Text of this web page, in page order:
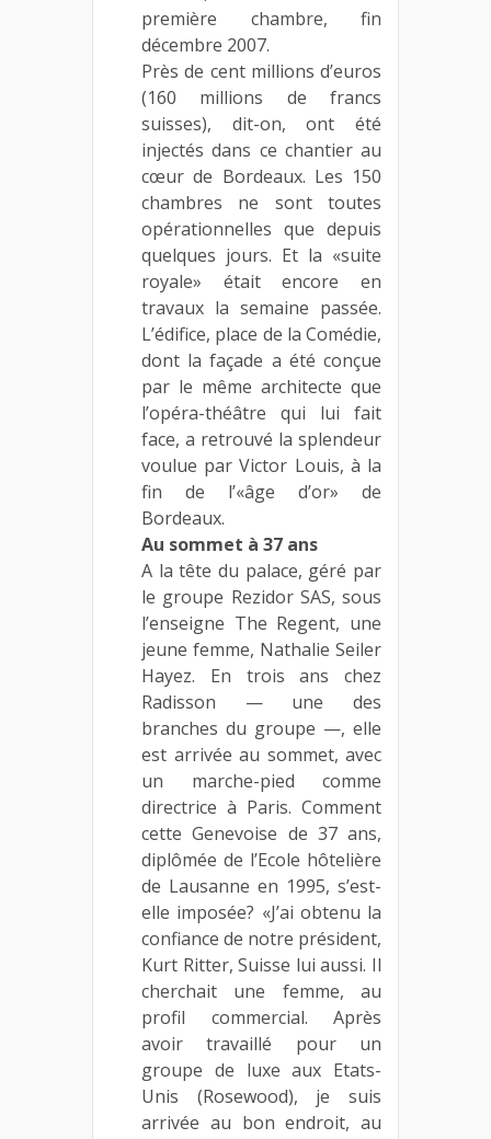
première chambre, fin
décembre 2007.
Près de cent millions d’euros
(160 millions de francs
suisses), dit-on, ont été
injectés dans ce chantier au
cœur de Bordeaux. Les 150
chambres ne sont toutes
opérationnelles que depuis
quelques jours. Et la «suite
royale» était encore en
travaux la semaine passée.
L’édifice, place de la Comédie,
dont la façade a été conçue
par le même architecte que
l’opéra-théâtre qui lui fait
face, a retrouvé la splendeur
voulue par Victor Louis, à la
fin de l’«âge d’or» de
Bordeaux.
Au sommet à 37 ans
A la tête du palace, géré par
le groupe Rezidor SAS, sous
l’enseigne The Regent, une
jeune femme, Nathalie Seiler
Hayez. En trois ans chez
Radisson — une des
branches du groupe —, elle
est arrivée au sommet, avec
un marche-pied comme
directrice à Paris. Comment
cette Genevoise de 37 ans,
diplômée de l’Ecole hôtelière
de Lausanne en 1995, s’est-
elle imposée? «J’ai obtenu la
confiance de notre président,
Kurt Ritter, Suisse lui aussi. Il
cherchait une femme, au
profil commercial. Après
avoir travaillé pour un
groupe de luxe aux Etats-
Unis (Rosewood), je suis
arrivée au bon endroit, au